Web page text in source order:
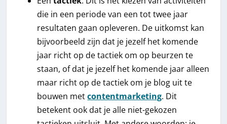
die in een periode van een tot twee jaar
resultaten gaan opleveren. De uitkomst kan
bijvoorbeeld zijn dat je jezelf het komende
jaar richt op de tactiek om op beurzen te
staan, of dat je jezelf het komende jaar alleen
maar richt op de tactiek om je blog uit te
bouwen metcontentmarketing. Dit
betekent ook dat je alle niet-gekozen